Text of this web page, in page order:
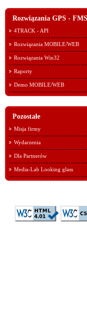
Rozwiązania GPS - FMS
4TRACK - API
Rozwiązania MOBILE/WEB
Rozwiązania Win32
Raporty
Demo MOBILE/WEB
Pozostałe
Misja firmy
Wydarzenia
Dla Partnerów
Media-Lab Looking glass